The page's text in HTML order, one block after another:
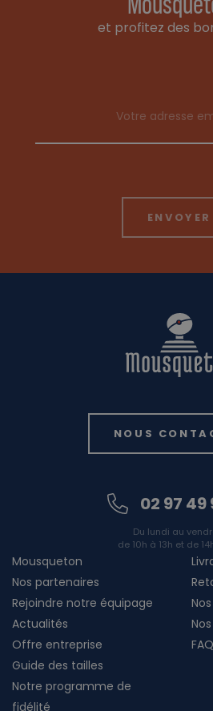
et profitez des
NOUS
02 97 49
Du lundi au
de 10h à 13h et de
Mousqueton
Nos partenaires
Rejoindre notre équipage
Actualités
Offre entreprise
FAQ
Guide des tailles
Notre programme de
fidélité